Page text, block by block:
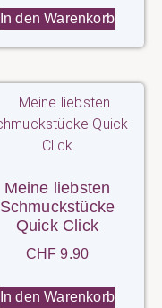
In den Warenkorb
Meine liebsten
Schmuckstücke
Quick Click
CHF 9.90
In den Warenkorb